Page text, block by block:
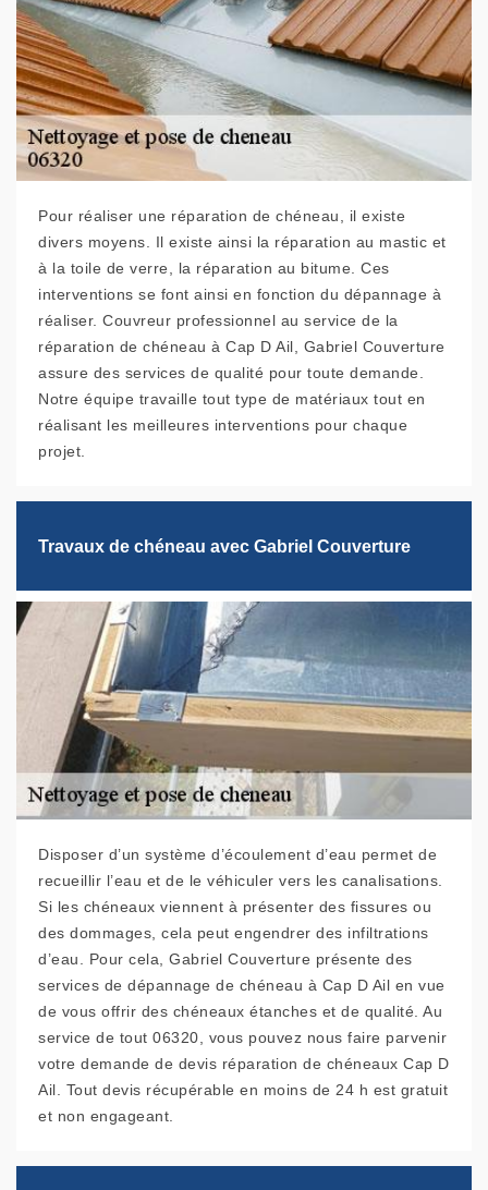
Pour réaliser une réparation de chéneau, il existe
divers moyens. Il existe ainsi la réparation au mastic et
à la toile de verre, la réparation au bitume. Ces
interventions se font ainsi en fonction du dépannage à
réaliser. Couvreur professionnel au service de la
réparation de chéneau à Cap D Ail, Gabriel Couverture
assure des services de qualité pour toute demande.
Notre équipe travaille tout type de matériaux tout en
réalisant les meilleures interventions pour chaque
projet.
Travaux de chéneau avec Gabriel Couverture
Disposer d’un système d’écoulement d’eau permet de
recueillir l’eau et de le véhiculer vers les canalisations.
Si les chéneaux viennent à présenter des fissures ou
des dommages, cela peut engendrer des infiltrations
d’eau. Pour cela, Gabriel Couverture présente des
services de dépannage de chéneau à Cap D Ail en vue
de vous offrir des chéneaux étanches et de qualité. Au
service de tout 06320, vous pouvez nous faire parvenir
votre demande de devis réparation de chéneaux Cap D
Ail. Tout devis récupérable en moins de 24 h est gratuit
et non engageant.